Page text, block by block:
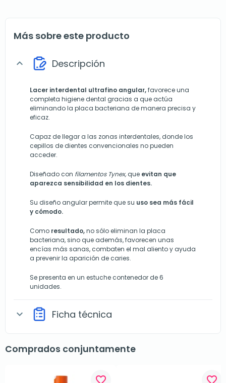
Más sobre este producto
expand_more Descripción
Lacer interdental ultrafino angular,favorece una
completa higiene dental gracias a que actúa
eliminando la placa bacteriana de manera precisa y
eficaz.
Capaz de llegar a las zonas interdentales, donde los
cepillos de dientes convencionales no pueden
acceder.
Diseñado con filamentos Tynex,que evitan que
aparezca sensibilidad en los dientes.
Su diseño angular permite que su uso sea más fácil
y cómodo.
Como resultado,no sólo eliminan la placa
bacteriana, sino que además, favorecen unas
encías más sanas, combaten el mal aliento y ayuda
a prevenir la aparición de caries.
Se presenta en un estuche contenedor de 6
unidades.
expand_more Ficha técnica
Comprados conjuntamente
favorite_border favorite_border